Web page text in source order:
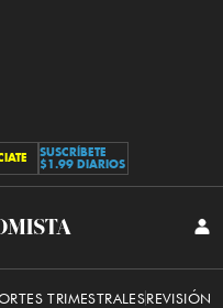
SUSCRÍBETE
$1.99 DIARIOS
TRIMESTRALESREVISIÓN